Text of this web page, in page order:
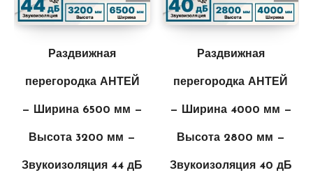
Раздвижная
перегородка АНТЕЙ
— Ширина 6500 мм —
Высота 3200 мм —
Звукоизоляция 44 дБ
Раздвижная
перегородка АНТЕЙ
— Ширина 4000 мм —
Высота 2800 мм —
Звукоизоляция 40 дБ